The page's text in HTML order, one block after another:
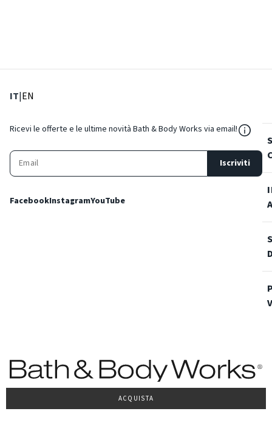
ACQUISTA
IT: Lingua corrente
|EN
Ricevi le offerte e le ultime novità Bath & Body Works via email!
Iscriviti
FacebookInstagramYouTube
Condizioni Generali di venditaPrivacy PolicyCookie PolicyAccessibilità